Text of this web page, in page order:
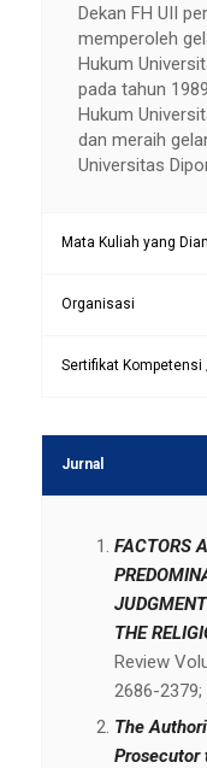
Dekan FH UII
memperoleh
Hukum
pada tahun
Hukum
dan meraih
Universitas
Mata Kuliah yang
Organisasi
Sertifikat Kompetensi
Jurnal
FACTORS
THE
Review
2686-2379;
The
Prosecutor